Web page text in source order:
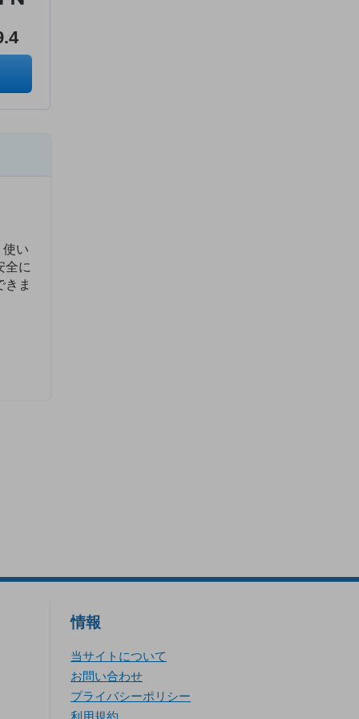
い
全に
ま
情報
当サイトについて
お問い合わせ
プライバシーポリシー
利用規約